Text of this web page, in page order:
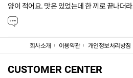
양이 적어요. 맛은 있었는데 한 끼로 끝나더
회사소개 이용약관 개인정보처리방침
CUSTOMER CENTER